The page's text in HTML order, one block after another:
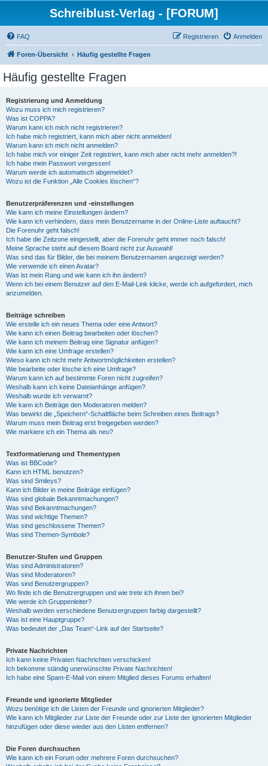
Schreiblust-Verlag - [FORUM]
FAQ Anmelden
Registrieren
Foren-Übersicht Häufig gestellte Fragen
Häufig gestellte Fragen
Registrierung und Anmeldung
Wozu muss ich mich registrieren?
Was ist COPPA?
Warum kann ich mich nicht registrieren?
Ich habe mich registriert, kann mich aber nicht anmelden!
Warum kann ich mich nicht anmelden?
Ich habe mich vor einiger Zeit registriert, kann mich aber nicht mehr anmelden?!
Ich habe mein Passwort vergessen!
Warum werde ich automatisch abgemeldet?
Wozu ist die Funktion „Alle Cookies löschen“?
Benutzerpräferenzen und -einstellungen
Wie kann ich meine Einstellungen ändern?
Wie kann ich verhindern, dass mein Benutzername in der Online-Liste auftaucht?
Die Forenuhr geht falsch!
Ich habe die Zeitzone eingestellt, aber die Forenuhr geht immer noch falsch!
Meine Sprache steht auf diesem Board nicht zur Auswahl!
Was sind das für Bilder, die bei meinem Benutzernamen angezeigt werden?
Wie verwende ich einen Avatar?
Was ist mein Rang und wie kann ich ihn ändern?
Wenn ich bei einem Benutzer auf den E-Mail-Link klicke, werde ich aufgefordert, mich
anzumelden.
Beiträge schreiben
Wie erstelle ich ein neues Thema oder eine Antwort?
Wie kann ich einen Beitrag bearbeiten oder löschen?
Wie kann ich meinem Beitrag eine Signatur anfügen?
Wie kann ich eine Umfrage erstellen?
Wieso kann ich nicht mehr Antwortmöglichkeiten erstellen?
Wie bearbeite oder lösche ich eine Umfrage?
Warum kann ich auf bestimmte Foren nicht zugreifen?
Weshalb kann ich keine Dateianhänge anfügen?
Weshalb wurde ich verwarnt?
Wie kann ich Beiträge den Moderatoren melden?
Was bewirkt die „Speichern“-Schaltfläche beim Schreiben eines Beitrags?
Warum muss mein Beitrag erst freigegeben werden?
Wie markiere ich ein Thema als neu?
Textformatierung und Thementypen
Was ist BBCode?
Kann ich HTML benutzen?
Was sind Smileys?
Kann ich Bilder in meine Beiträge einfügen?
Was sind globale Bekanntmachungen?
Was sind Bekanntmachungen?
Was sind wichtige Themen?
Was sind geschlossene Themen?
Was sind Themen-Symbole?
Benutzer-Stufen und Gruppen
Was sind Administratoren?
Was sind Moderatoren?
Was sind Benutzergruppen?
Wo finde ich die Benutzergruppen und wie trete ich ihnen bei?
Wie werde ich Gruppenleiter?
Weshalb werden verschiedene Benutzergruppen farbig dargestellt?
Was ist eine Hauptgruppe?
Was bedeutet der „Das Team“-Link auf der Startseite?
Private Nachrichten
Ich kann keine Privaten Nachrichten verschicken!
Ich bekomme ständig unerwünschte Private Nachrichten!
Ich habe eine Spam-E-Mail von einem Mitglied dieses Forums erhalten!
Freunde und ignorierte Mitglieder
Wozu benötige ich die Listen der Freunde und ignorierten Mitglieder?
Wie kann ich Mitglieder zur Liste der Freunde oder zur Liste der ignorierten Mitglieder
hinzufügen oder diese wieder aus den Listen entfernen?
Die Foren durchsuchen
Wie kann ich ein Forum oder mehrere Foren durchsuchen?